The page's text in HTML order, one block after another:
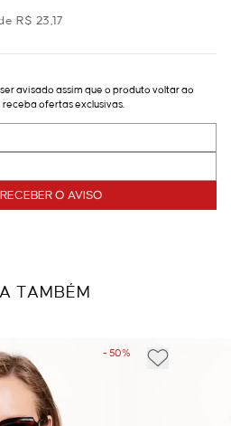
R$ 23,17
avisado assim que o produto voltar ao
ofertas exclusivas.
O AVISO
TAMBÉM
- 50%